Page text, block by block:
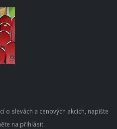
o slevách a cenových akcích, napište
na přihlásit.